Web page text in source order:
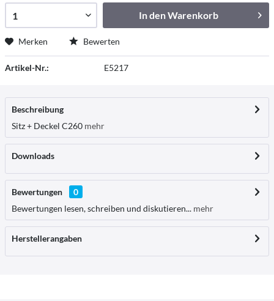
In denWarenkorb
Merken Bewerten
Artikel-Nr.: E5217
Beschreibung
Sitz + Deckel C260 mehr
Downloads
Bewertungen
0
Bewertungen lesen, schreiben und diskutieren... mehr
Herstellerangaben